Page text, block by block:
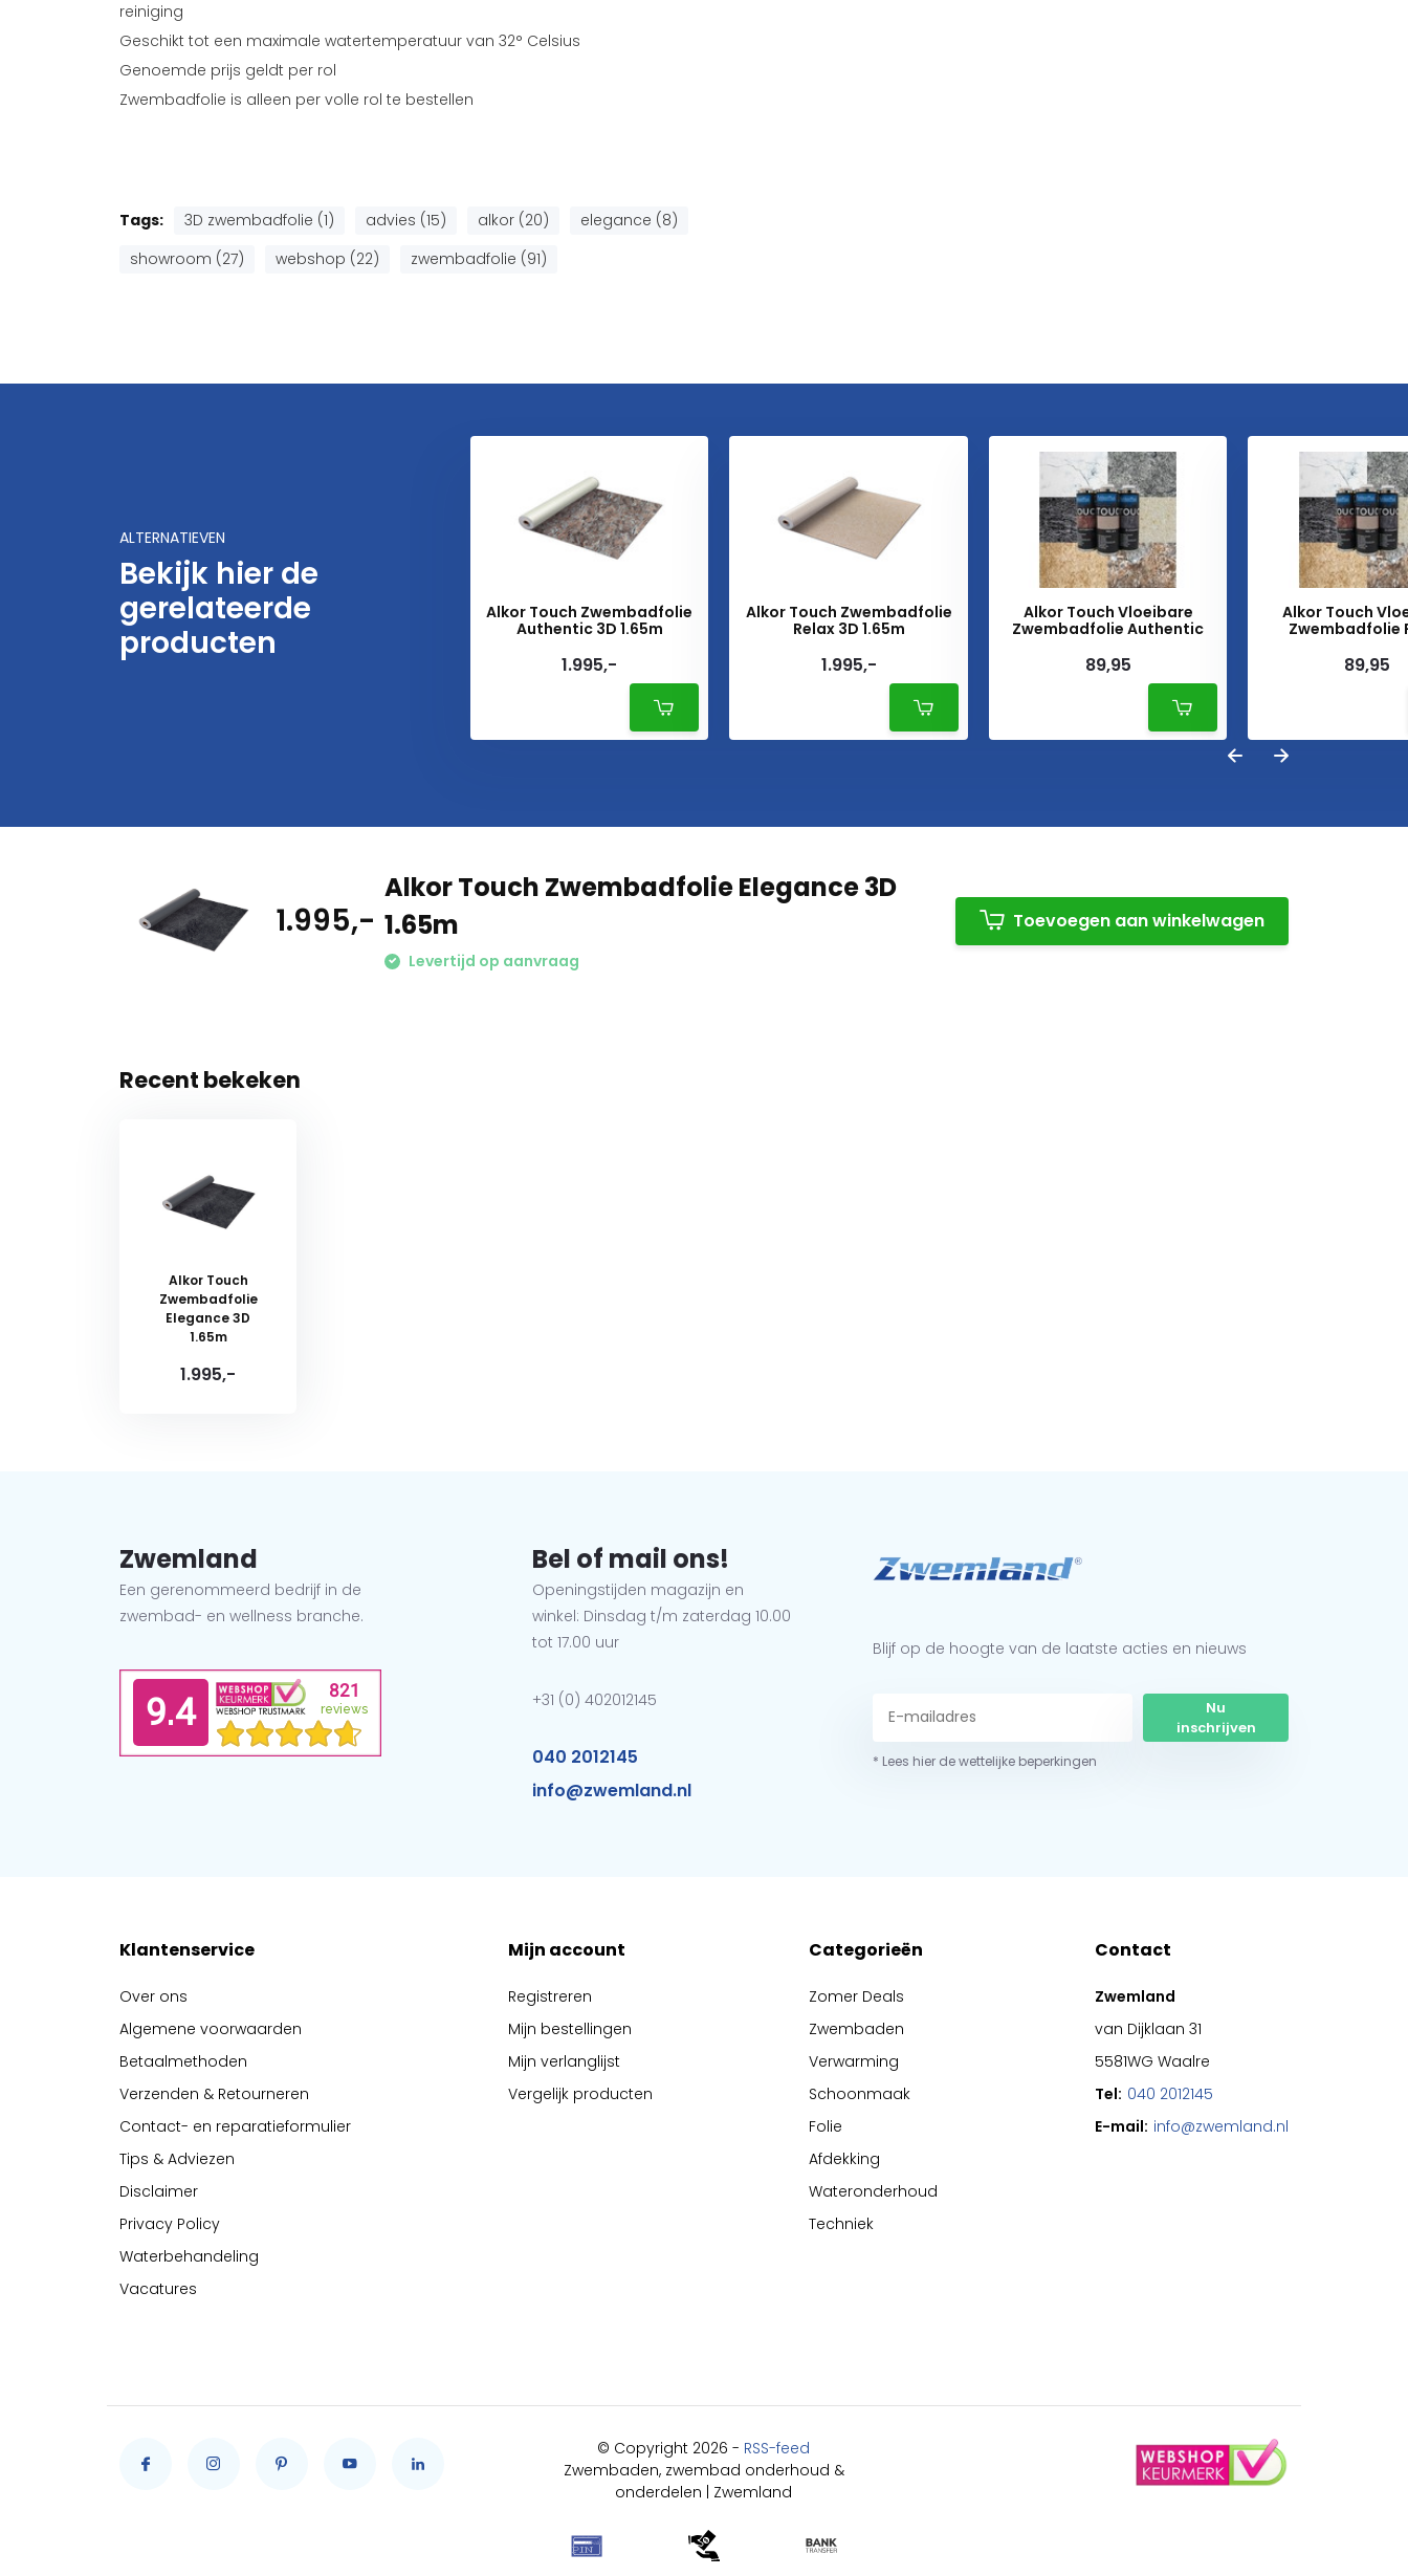
reiniging
Geschikt tot een maximale watertemperatuur van 32° Celsius
Genoemde prijs geldt per rol
Zwembadfolie is alleen per volle rol te bestellen
Tags: 3D zwembadfolie (1) advies (15) alkor (20)
elegance (8)
showroom (27)
webshop (22) zwembadfolie (91)
ALTERNATIEVEN
Bekijk hier de
gerelateerde
producten
Touch Vloeibare
Relax
Alkor Touch Vloeibare
Alkor Touch Zwembadfolie
Authentic 3D 1.65m
1.995,-
Alkor Touch Zwembadfolie
Relax 3D 1.65m
1.995,-
Alkor Touch Vloeibare
Zwembadfolie Authentic
89,95
Alkor Touch
Zwembadfolie
89,95
1.995,-
Alkor Touch Zwembadfolie Elegance 3D
1.65m
Levertijd op aanvraag
Toevoegen aan winkelwagen
Recent bekeken
Alkor Touch
Zwembadfolie
Elegance 3D
1.65m
1.995,-
Zwemland
Een gerenommeerd bedrijf in de
zwembad- en wellness branche.
Bel of mail ons!
Openingstijden magazijn en
winkel: Dinsdag t/m zaterdag 10.00
tot 17.00 uur
+31 (0) 402012145
040 2012145
info@zwemland.nl
Blijf op de hoogte van de laatste acties en nieuws
Nu
inschrijven
* Lees hier de wettelijke beperkingen
Klantenservice
Over ons
Algemene voorwaarden
Betaalmethoden
Verzenden & Retourneren
Contact- en reparatieformulier
Tips & Adviezen
Disclaimer
Privacy Policy
Waterbehandeling
Vacatures
Mijn account
Registreren
Mijn bestellingen
Mijn verlanglijst
Vergelijk producten
Categorieën
Zomer Deals
Zwembaden
Verwarming
Schoonmaak
Folie
Afdekking
Wateronderhoud
Techniek
Contact
Zwemland
van Dijklaan 31
5581WG Waalre
Tel: 040 2012145
E-mail: info@zwemland.nl
© Copyright 2026 - RSS-feed
Zwembaden, zwembad onderhoud &
onderdelen | Zwemland